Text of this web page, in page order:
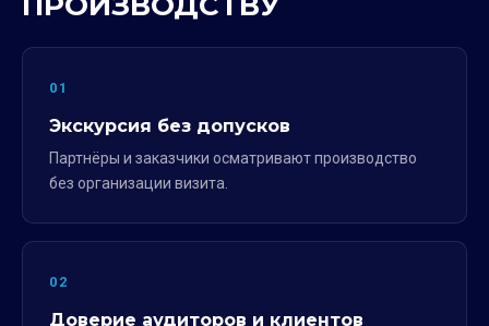
01
Экскурсия без допусков
Партнёры и заказчики осматривают производство
без организации визита.
02
Доверие аудиторов и клиентов